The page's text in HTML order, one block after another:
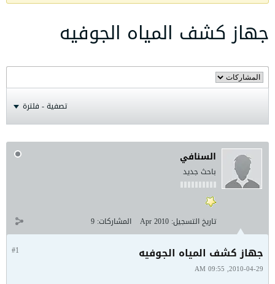
جهاز كشف المياه الجوفيه
تصفية - فلترة
السنافي
باحث جديد
تاريخ التسجيل: Apr 2010 المشاركات: 9
#1 جهاز كشف المياه الجوفيه
2010-04-29, 09:55 AM